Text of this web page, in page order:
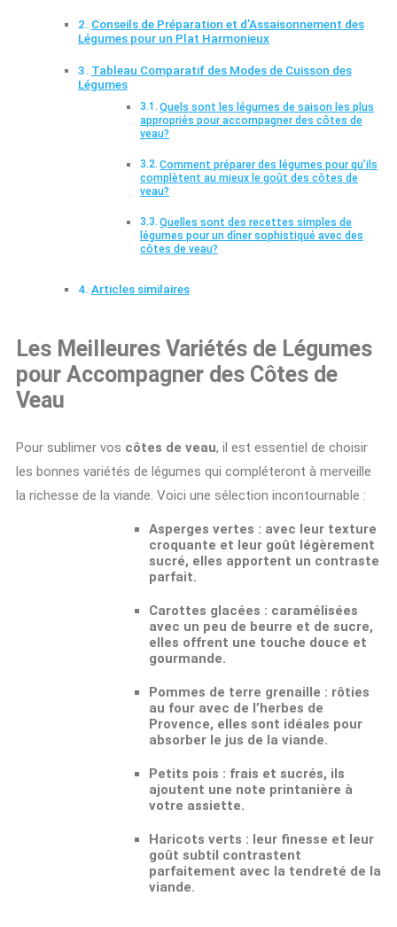
Conseils de Préparation et d’Assaisonnement des
Légumes pour un Plat Harmonieux
Tableau Comparatif des Modes de Cuisson des
Légumes
Quels sont les légumes de saison les plus
appropriés pour accompagner des côtes de
veau?
Comment préparer des légumes pour qu’ils
complètent au mieux le goût des côtes de
veau?
Quelles sont des recettes simples de
légumes pour un dîner sophistiqué avec des
côtes de veau?
Articles similaires
Les Meilleures Variétés de Légumes
pour Accompagner des Côtes de
Veau
Pour sublimer vos côtes de veau, il est essentiel de choisir
les bonnes variétés de légumes qui compléteront à merveille
la richesse de la viande. Voici une sélection incontournable :
Asperges vertes : avec leur texture
croquante et leur goût légèrement
sucré, elles apportent un contraste
parfait.
Carottes glacées : caramélisées
avec un peu de beurre et de sucre,
elles offrent une touche douce et
gourmande.
Pommes de terre grenaille : rôties
au four avec de l’herbes de
Provence, elles sont idéales pour
absorber le jus de la viande.
Petits pois : frais et sucrés, ils
ajoutent une note printanière à
votre assiette.
Haricots verts : leur finesse et leur
goût subtil contrastent
parfaitement avec la tendreté de la
viande.